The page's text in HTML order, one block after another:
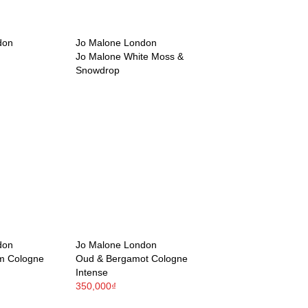
Jo Malone London
Jo Malone White Moss &
Snowdrop
Cologne
Jo Malone London
Oud & Bergamot Cologne
Intense
350,000₫